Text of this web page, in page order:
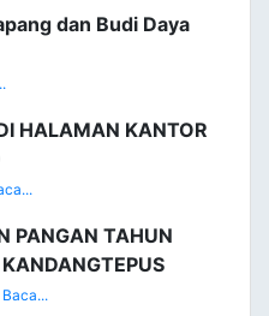
dan Budi Daya
HALAMAN KANTOR
PANGAN TAHUN
Baca...